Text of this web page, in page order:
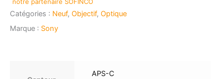
f/1,4
Catégories : Neuf, Objectif, Optique
Marque : Sony
APS-C